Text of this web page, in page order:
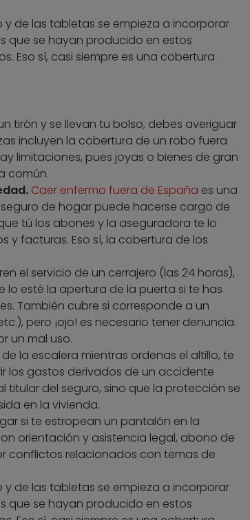
de las tabletas se empieza a incorporar
que se hayan producido en estos
Eso sí, casi siempre es una cobertura
tirón y se llevan tu bolso, debes averiguar
incluyen la cobertura de un robo fuera
limitaciones, pues joyas o bienes de gran
común.
Caer enfermo fuera de España es una
de hogar puede hacerse cargo de
tú los abones y la aseguradora te lo
y facturas. Eso sí, la cobertura de los
el servicio de un cerrajero (las 24 horas),
lo esté la apertura de la puerta si te has
También cubre si corresponde a un
pero ¡ojo! es necesario tener denuncia.
un mal uso.
la escalera mientras ordenas el altillo, te
los gastos derivados de un accidente
titular del seguro, sino que la protección se
en la vivienda.
si te estropean un pantalón en la
orientación y asistencia legal, abono de
conflictos relacionados con temas de
de las tabletas se empieza a incorporar
que se hayan producido en estos